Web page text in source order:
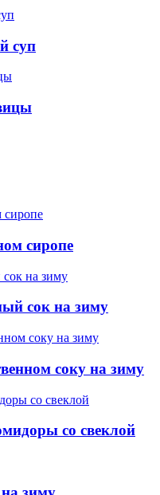
суп
сиропе
сок на зиму
соку на зиму
со свеклой